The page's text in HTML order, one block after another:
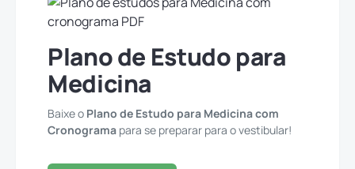
Plano de Estudo para
Medicina
Baixe o Plano de Estudo para Medicina com
Cronograma para se preparar para o vestibular!